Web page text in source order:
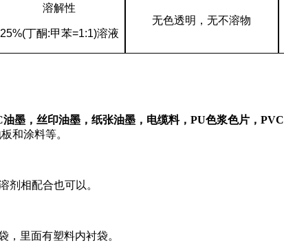
溶解性
25%(丁酮:甲苯=1:1)溶液
无色透明，无不溶物
油墨，丝印油墨，纸张油墨，电缆料，PU色浆色片，PVC
和涂料等。
剂相配合也可以。
，里面有塑料内衬袋。